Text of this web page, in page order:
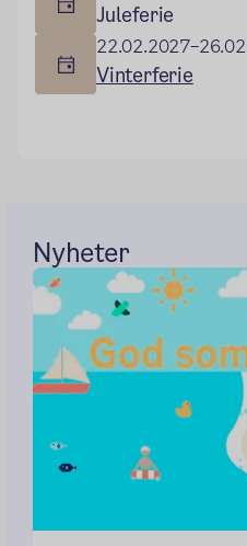
Juleferie
Vinterferie
Nyheter